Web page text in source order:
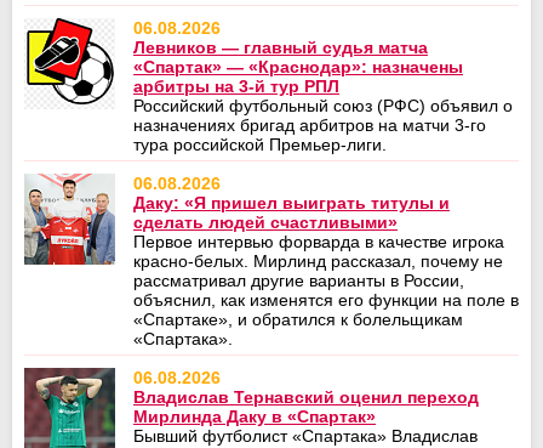
06.08.2026
Левников — главный судья матча
«Спартак» — «Краснодар»: назначены
арбитры на 3-й тур РПЛ
Российский футбольный союз (РФС) объявил о
назначениях бригад арбитров на матчи 3-го
тура российской Премьер-лиги.
06.08.2026
Даку: «Я пришел выиграть титулы и
сделать людей счастливыми»
Первое интервью форварда в качестве игрока
красно-белых. Мирлинд рассказал, почему не
рассматривал другие варианты в России,
объяснил, как изменятся его функции на поле в
«Спартаке», и обратился к болельщикам
«Спартака».
06.08.2026
Владислав Тернавский оценил переход
Мирлинда Даку в «Спартак»
Бывший футболист «Спартака» Владислав